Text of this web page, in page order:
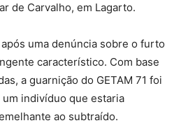
de Carvalho, em Lagarto.
uma denúncia sobre o furto
característico. Com base
a guarnição do GETAM 71 foi
indivíduo que estaria
ao subtraído.